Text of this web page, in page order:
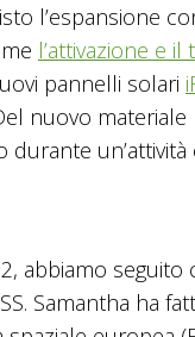
l’espansione
l’attivazione e
pannelli solari
nuovo
abbiamo
Samantha ha